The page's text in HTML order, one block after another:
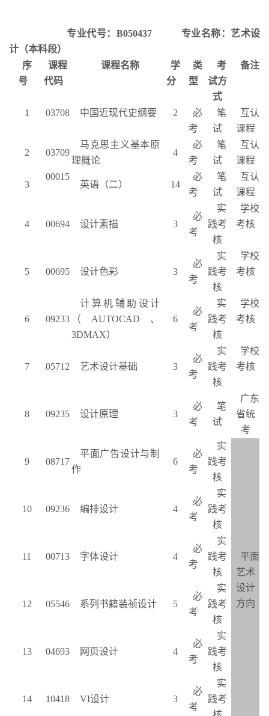
专业代号： B050437
专业名称：艺术设
计（本科段）
序
号
课程
代码
课程名称
学
分
类
型
考
试方
式
备注
1 03708 中国近现代史纲要 2
必
考
笔
试
互认
课程
2 03709
马克思主义基本原
理概论
4
必
考
笔
试
互认
课程
3
00015
英语（二） 14
必
考
笔
试
互认
课程
4 00694 设计素描 3
必
考
实
践考
核
学校
考核
5 00695 设计色彩 3
必
考
实
践考
核
学校
考核
6 09233
计算机辅助设计
（ AUTOCAD 、
3DMAX）
6
必
考
实
践考
核
学校
考核
7 05712 艺术设计基础 3
必
考
实
践考
核
学校
考核
8 09235 设计原理 3
必
考
笔
试
广东
省统
考
9 08717
平面广告设计与制
作
6
必
考
实
践考
核
平面
艺术
设计
方向
10 09236 编排设计 4
必
考
实
践考
核
11 00713 字体设计 4
必
考
实
践考
核
12 05546 系列书籍装祯设计 5
必
考
实
践考
核
13 04693 网页设计 4
必
考
实
践考
核
14 10418 VI设计 3
必
考
实
践考